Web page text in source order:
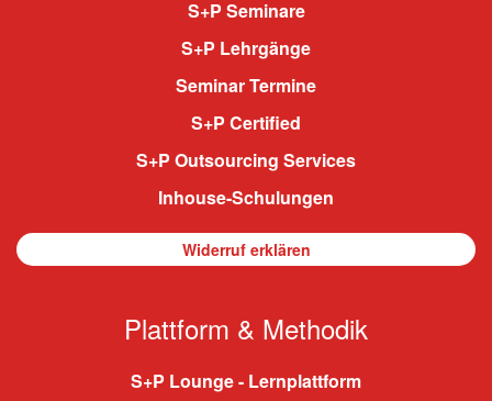
S+P Seminare
S+P Lehrgänge
Seminar Termine
S+P Certified
S+P Outsourcing Services
Inhouse-Schulungen
Widerruf erklären
Plattform & Methodik
S+P Lounge - Lernplattform